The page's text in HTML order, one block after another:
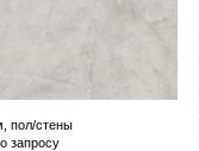
пол/стены
запросу